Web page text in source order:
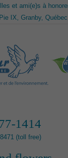
et ami(e)s à
IX, Granby,
1414
(toll free)